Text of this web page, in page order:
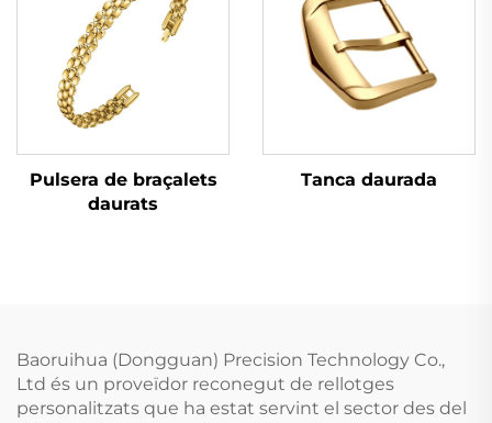
Pulsera de braçalets
daurats
Tanca daurada
Baoruihua (Dongguan) Precision Technology Co.,
Ltd és un proveïdor reconegut de rellotges
personalitzats que ha estat servint el sector des del